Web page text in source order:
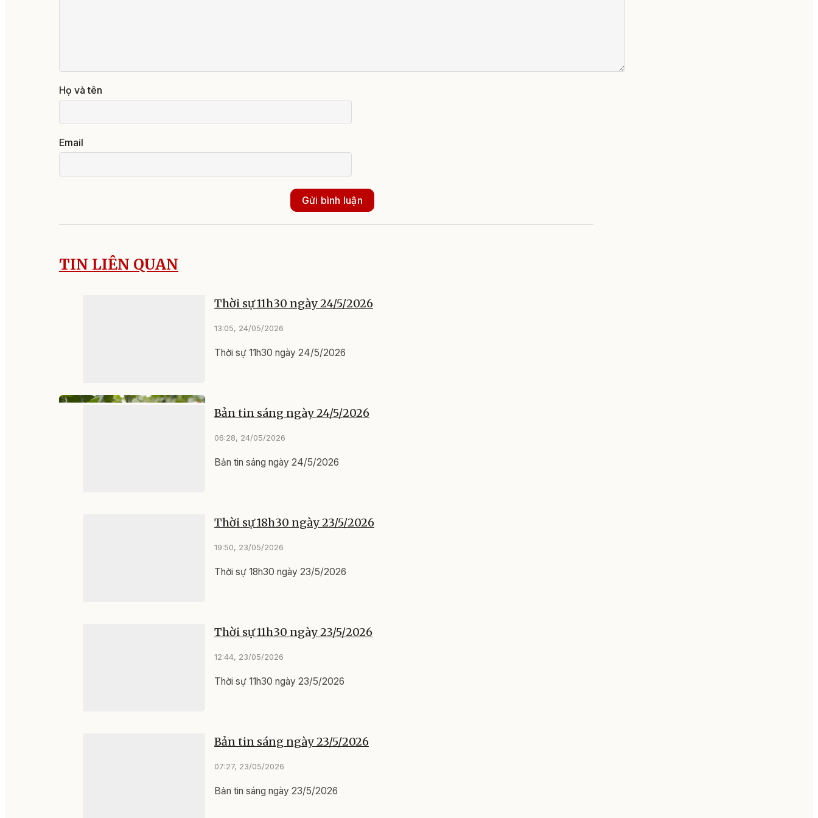
Họ và tên
Email
Gửi bình luận
TIN LIÊN QUAN
Thời sự 11h30 ngày 24/5/2026
13:05, 24/05/2026
Thời sự 11h30 ngày 24/5/2026
Bản tin sáng ngày 24/5/2026
06:28, 24/05/2026
Bản tin sáng ngày 24/5/2026
Thời sự 18h30 ngày 23/5/2026
19:50, 23/05/2026
Thời sự 18h30 ngày 23/5/2026
Thời sự 11h30 ngày 23/5/2026
12:44, 23/05/2026
Thời sự 11h30 ngày 23/5/2026
Bản tin sáng ngày 23/5/2026
07:27, 23/05/2026
Bản tin sáng ngày 23/5/2026